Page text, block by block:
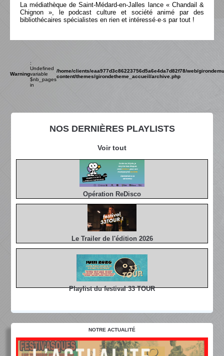
NOS DERNIÈRES PLAYLISTS
Voir tout
Opération ReDisco
Le Trailer de l'édition 2026
Playlist du festival 33 TOUR
La médiathèque de Saint-Médard-en-Jalles lance « Chandail &
Chignon », le podcast culture et société animé par des
bibliothécaires spécialistes en rien et intéressé·e·s par tout !
Warning
:
Undefined
variable
$nb_pages
in
/home/clients/eaa977d3c86223756d5a6e4da7d82f78/web/
content/themes/girondetheme_accueil/archive.php
NOTRE ACTUALITÉ